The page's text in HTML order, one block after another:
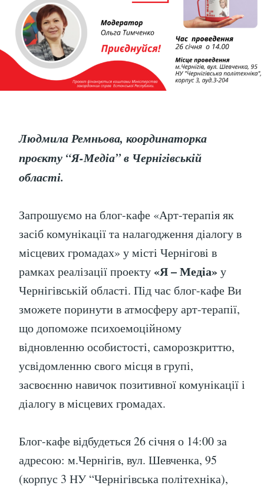
Людмила Ремньова, координаторка
проєкту “Я-Медіа” в Чернігівській
області.
Запрошуємо на блог-кафе «Арт-терапія як
засіб комунікації та налагодження діалогу в
місцевих громадах» у місті Чернігові в
рамках реалізації проекту«Я – Медіа»у
Чернігівській області. Під час блог-кафе Ви
зможете поринути в атмосферу арт-терапії,
що допоможе психоемоційному
відновленню особистості, саморозкриттю,
усвідомленню свого місця в групі,
засвоєнню навичок позитивної комунікації і
діалогу в місцевих громадах.
Блог-кафе відбудеться 26 січня о 14:00 за
адресою: м.Чернігів, вул. Шевченка, 95
(корпус 3 НУ “Чернігівська політехніка),